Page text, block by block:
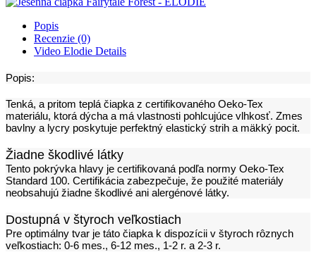
Popis
Recenzie (0)
Video Elodie Details
Popis:
Tenká, a pritom teplá čiapka z certifikovaného Oeko-Tex
materiálu, ktorá dýcha a má vlastnosti pohlcujúce vlhkosť. Zmes
bavlny a lycry poskytuje perfektný elastický strih a mäkký pocit.
Žiadne škodlivé látky
Tento pokrývka hlavy je certifikovaná podľa normy Oeko-Tex
Standard 100. Certifikácia zabezpečuje, že použité materiály
neobsahujú žiadne škodlivé ani alergénové látky.
Dostupná v štyroch veľkostiach
Pre optimálny tvar je táto čiapka k dispozícii v štyroch rôznych
veľkostiach: 0-6 mes., 6-12 mes., 1-2 r. a 2-3 r.